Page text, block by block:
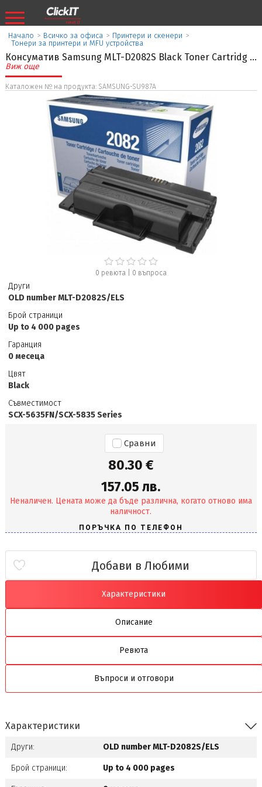
Начало > Всичко за офиса > Принтери и скенери >
Тонери за принтери и MFU устройства
Консуматив Samsung MLT-D2082S Black Toner Cartridg ...
Виж още
Каталожен № на продукта: SAMSUNG-SU987A
0 ревюта| 0 въпроса
Други
OLD number MLT-D2082S/ELS
Брой страници
Up to 4 000 pages
Гаранция
0 месеца
Цвят
Black
Съвместимост
SCX-5635FN/SCX-5835 Series
Сравни
80.30 €
157.05 лв.
Неналичен. Цената може да бъде различна, когато отново има
наличност.
Добави в Любими
Характеристики
Описание
Ревюта
Въпроси и отговори
Характеристики
Други: OLD number MLT-D2082S/ELS
Брой страници: Up to 4 000 pages